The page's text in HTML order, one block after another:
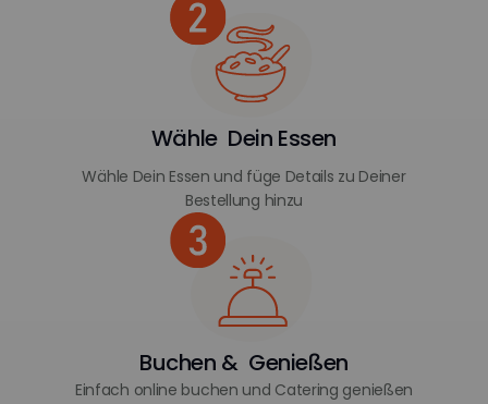
Wähle Dein Essen
Wähle Dein Essen und füge Details zu Deiner
Bestellung hinzu
Buchen & Genießen
Einfach online buchen und Catering genießen